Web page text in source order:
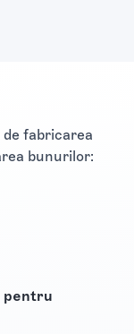
fabricarea
bunurilor:
pentru